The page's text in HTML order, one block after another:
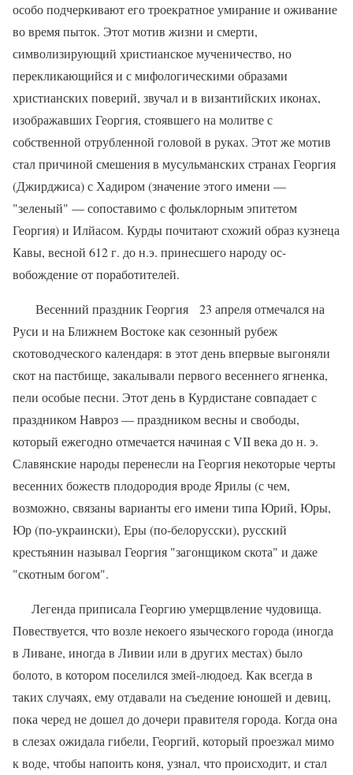
особо подчеркивают его троекратное умирание и оживание
во время пыток. Этот мотив жиз­ни и смерти,
символизирующий христианс­кое мученичество, но
перекликающийся и с мифологическими образами
христианских поверий, звучал и в византийских иконах,
изображавших Георгия, стоявшего на мо­литве с
собственной отрубленной головой в руках. Этот же мотив
стал причиной сме­шения в мусульманских странах Георгия
(Джирджиса) с Хадиром (значение этого имени —
"зеленый" — сопоставимо с фольк­лорным эпитетом
Георгия) и Илйасом. Кур­ды почитают схожий образ кузнеца
Кавы, весной 612 г. до н.э. принесшего народу ос­
вобождение от поработителей.
Весенний праздник Георгия
23 апреля отмечался на
Руси и на Ближнем Востоке как сезонный рубеж
скотоводческого кален­даря: в этот день впервые выгоняли
скот на пастбище, закалывали первого весеннего ягненка,
пели особые песни. Этот день в Курдистане совпадает с
праздником Навроз — праздником весны и свободы,
который ежегодно отмечается начиная с VIIвека до н. э.
Славянские народы перенесли на Геор­гия некоторые черты
весенних божеств пло­дородия вроде Ярилы (с чем,
возможно, свя­заны варианты его имени типа Юрий, Юры,
Юр (по-украински), Еры (по-белорусски), русский
крестьянин называл Георгия "загон­щиком скота" и даже
"скотным богом".
Легенда приписала Георгию умерщвле­ние чудовища.
Повествуется, что возле не­коего языческого города (иногда
в Ливане, иногда в Ливии или в других местах) было
болото, в котором поселился змей-людоед. Как всегда в
таких случаях, ему отдавали на съедение юношей и девиц,
пока черед не дошел до дочери правителя города. Когда она
в слезах ожидала гибели, Георгий, ко­торый проезжал мимо
к воде, чтобы напо­ить коня, узнал, что происходит, и стал